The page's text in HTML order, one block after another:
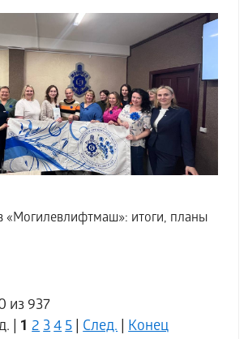
«Могилевлифтмаш»: итоги, планы
из 937
| 1 2345|След.|Конец